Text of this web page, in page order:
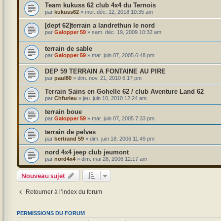
Team kukuss 62 club 4x4 du Ternois
par kukuss62» mer. déc. 12, 2018 10:35 am
[dept 62]terrain a landrethun le nord
par Galopper 59» sam. déc. 19, 2009 10:32 am
terrain de sable
par Galopper 59» mar. juin 07, 2005 6:48 pm
DEP 59 TERRAIN A FONTAINE AU PIRE
par paul80» dim. nov. 21, 2010 6:17 pm
Terrain Sains en Gohelle 62 / club Aventure Land 62
par Chfurieu » jeu. juin 10, 2010 12:24 am
terrain boue
par Galopper 59» mar. juin 07, 2005 7:33 pm
terrain de pelves
par bertrand 59» dim. juin 18, 2006 11:49 pm
nord 4x4 jeep club jeumont
par nord4x4» dim. mai 28, 2006 12:17 am
Nouveau sujet
Retourner à l’index du forum
PERMISSIONS DU FORUM